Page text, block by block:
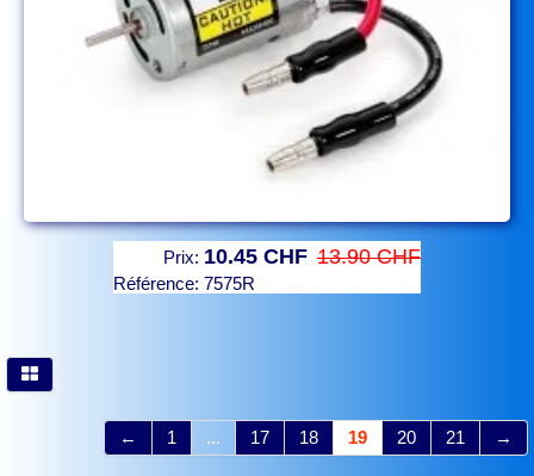
Prix: 10.45 CHF 13.90 CHF
Référence: 7575R
← 1 ... 17 18 19 20 21 →